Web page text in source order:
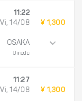
11:22
Vi, 14/08
OSAKA
Umeda
¥ 1,300
11:27
Vi, 14/08
¥ 1,300